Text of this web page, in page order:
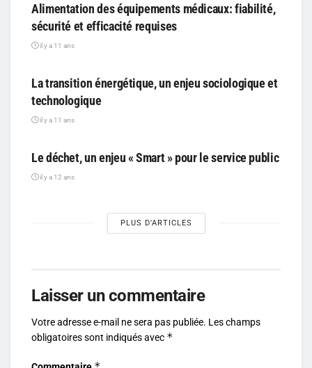
Alimentation des équipements médicaux: fiabilité,
sécurité et efficacité requises
il y a 11 ans
La transition énergétique, un enjeu sociologique et
technologique
il y a 11 ans
Le déchet, un enjeu « Smart » pour le service public
il y a 12 ans
PLUS D'ARTICLES
Laisser un commentaire
Votre adresse e-mail ne sera pas publiée. Les champs
obligatoires sont indiqués avec *